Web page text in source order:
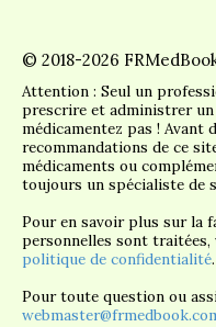
© 2018-2026
Attention : Seul un
prescrire et administrer
médicamentez pas ! Avant
recommandations de ce
médicaments ou
toujours un spécialiste de
Pour en savoir plus sur la
personnelles sont
politique de confidentialité.
Pour toute question ou